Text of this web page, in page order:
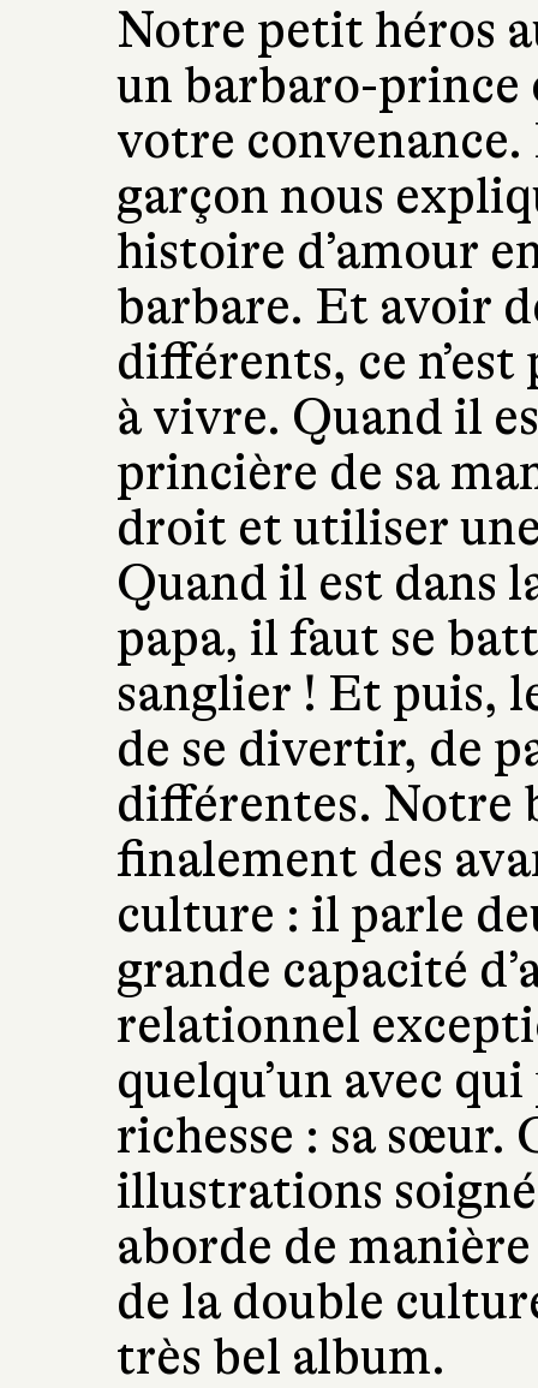
Notre petit héros
un barbaro-prince
votre
garçon nous
histoire d’amour
barbare. Et avoir
différents, ce
à vivre. Quand il
princière de sa
droit et utiliser
Quand il est dans
papa, il faut se
sanglier ! Et puis,
de se divertir, de
différentes. Notre
finalement des
culture : il parle
grande capacité
relationnel
quelqu’un avec
richesse : sa sœur.
illustrations
aborde de
de la double
très bel album.